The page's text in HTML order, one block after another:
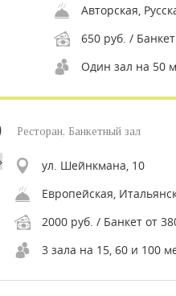
650 руб. /
Один зал на 50
Ресторан, Банкетный зал
ул. Шейнкмана, 10
Европейская,
2000 руб. / Банкет от
3 зала на 15, 60 и 100